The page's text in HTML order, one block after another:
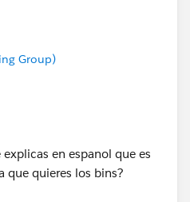
Group)
en espanol que es
que quieres los bins?